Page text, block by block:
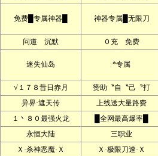
免费█专属神器█ 神器专属█无限刀
问道 沉默 ０充 免费
迷失仙岛 *专属
√１７８昔日赤月 赞助〝自〝己〝打
异界·遮天传
上线送大量路费
１丶８０最强火龙
█全网最高爆率█
永恒大陆
三职业
Ｘ·杀神恶魔·Ｘ
Ｘ·极限刀速·Ｘ